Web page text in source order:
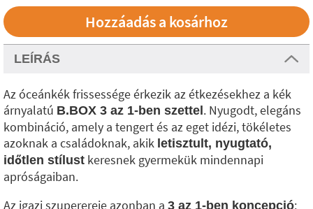
LEÍRÁS
Az óceánkék frissessége érkezik az étkezésekhez a kék
árnyalatú B.BOX 3 az 1-ben szettel . Nyugodt, elegáns
kombináció, amely a tengert és az eget idézi, tökéletes
azoknak a családoknak, akik letisztult, nyugtató,
időtlen stílust keresnek gyermekük mindennapi
apróságaiban.
Az igazi szuperereje azonban a 3 az 1-ben koncepció: